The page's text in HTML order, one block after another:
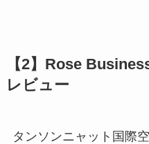
【2】Rose
レビュー
タンソンニャット国際